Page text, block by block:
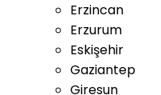
Erzincan
Erzurum
Eskişehir
Gaziantep
Giresun